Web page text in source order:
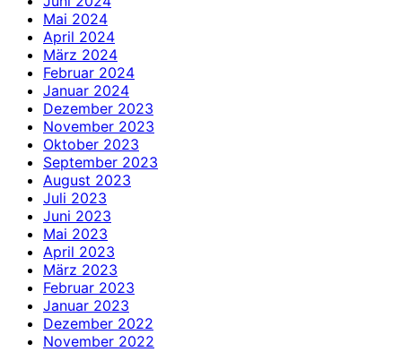
Mai 2024
April 2024
März 2024
Februar 2024
Januar 2024
Dezember 2023
November 2023
Oktober 2023
September 2023
August 2023
Juli 2023
Juni 2023
Mai 2023
April 2023
März 2023
Februar 2023
Januar 2023
Dezember 2022
November 2022